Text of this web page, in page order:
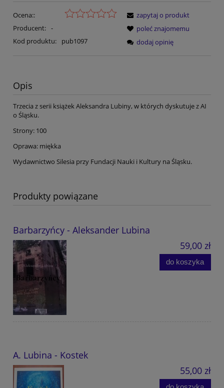
Ocena::
Producent: -
Kod produktu:
pub1097
zapytaj o produkt
poleć znajomemu
dodaj opinię
Opis
Trzecia z serii książek Aleksandra Lubiny, w których dyskutuje z AI
o Śląsku.
Strony: 100
Oprawa: miękka
Wydawnictwo Silesia przy Fundacji Nauki i Kultury na Śląsku.
Produkty powiązane
Barbarzyńcy - Aleksander Lubina
59,00 zł
do koszyka
A. Lubina - Kostek
55,00 zł